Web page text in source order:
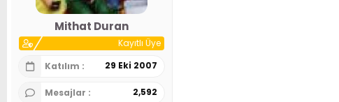
h
i
Mithat Duran
Kayıtlı Üye
Katılım
29 Eki 2007
Mesajlar 2,592